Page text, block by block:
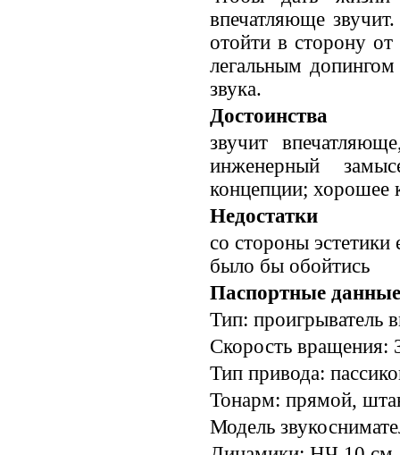
впечатляюще
отойти в сторону
легальным
звука.
Достоинства
звучит
инженерный
концепции; хорошее
Недостатки
со стороны
было бы обойтись
Паспортные данные
Тип: проигрыватель
Скорость
Тип привода:
Тонарм: прямой,
Модель